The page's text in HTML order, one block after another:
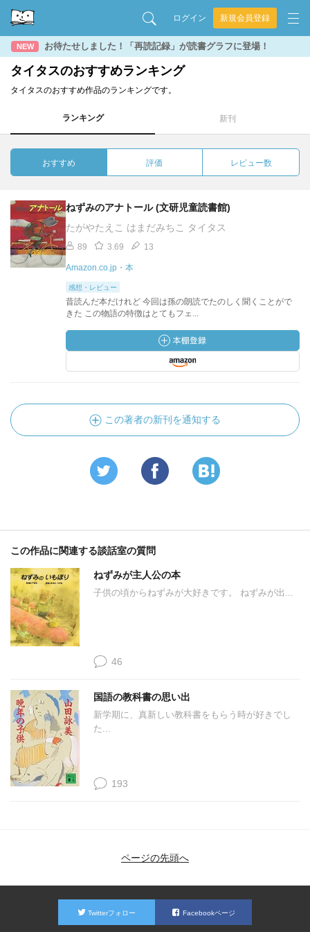
ログイン 新規会員登録
NEW お待たせしました！「再読記録」が読書グラフに登場！
タイタスのおすすめランキング
タイタスのおすすめ作品のランキングです。
ランキング 新刊
おすすめ 評価 レビュー数
ねずみのアナトール (文研児童読書館)
たがやたえこ はまだみちこ タイタス
89 3.69 13
Amazon.co.jp・本
感想・レビュー
昔読んだ本だけれど 今回は孫の朗読でたのしく聞くことがで
きた この物語の特徴はとてもフェ...
この著者の新刊を通知する
この作品に関連する談話室の質問
ねずみが主人公の本
子供の頃からねずみが大好きです。 ねずみが出...
46
国語の教科書の思い出
新学期に、真新しい教科書をもらう時が好きでし
た...
193
ページの先頭へ
Twitterフォロー Facebookページ